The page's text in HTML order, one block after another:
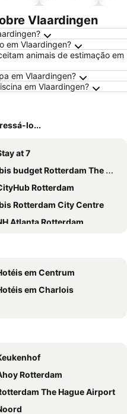
Vlaardingen
em Vlaardingen?
animais de estimação em
em Vlaardingen?
em Vlaardingen?
lo...
at 7
budget Rotterdam The Hague Airport
Rotterdam
Rotterdam City Centre
Atlanta Rotterdam
Mate Bruno, Rotterdam
Not Hotel Rotterdam
Den Haag City Centre
Hotel Rotterdam, Curio Collection by Hilton
Den Haag Centraal
Hotel Rotterdam-Airport
em Centrum
em Charlois
Rotterdam
The Hague Airport